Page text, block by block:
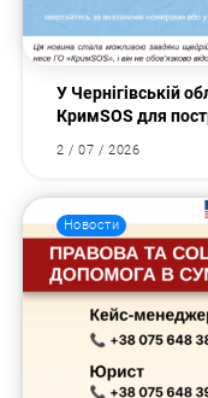
У Чернігівській
КримSOS для
2 / 07 / 2026
Новости